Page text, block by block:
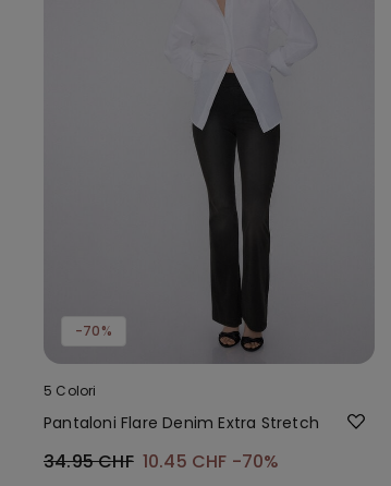
-70%
5 Colori
Pantaloni Flare Denim Extra Stretch
34.95 CHF 10.45 CHF -70%